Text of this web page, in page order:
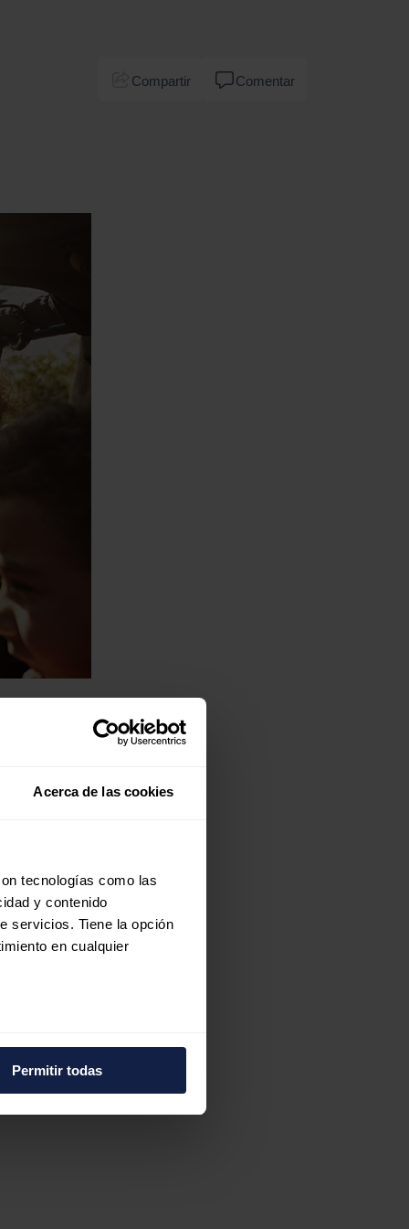
Acerca de las cookies
tecnologías como las
y contenido
servicios. Tiene la opción
en cualquier
de redes sociales
les haya proporcionado o
Permitir todas
Compartir Comentar